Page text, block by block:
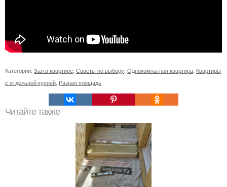
Категории: Зал в квартире Советы по выбору Однокомнатная квартира Квартиры
с отдельной кухней Разная площадь
Читайте также